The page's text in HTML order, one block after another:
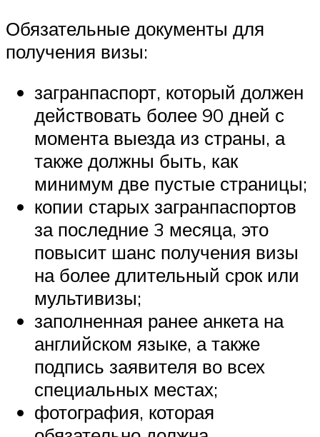
Обязательные документы для
получения визы:
загранпаспорт, который должен
действовать более 90 дней с
момента выезда из страны, а
также должны быть, как
минимум две пустые страницы;
копии старых загранпаспортов
за последние 3 месяца, это
повысит шанс получения визы
на более длительный срок или
мультивизы;
заполненная ранее анкета на
английском языке, а также
подпись заявителя во всех
специальных местах;
фотография, которая